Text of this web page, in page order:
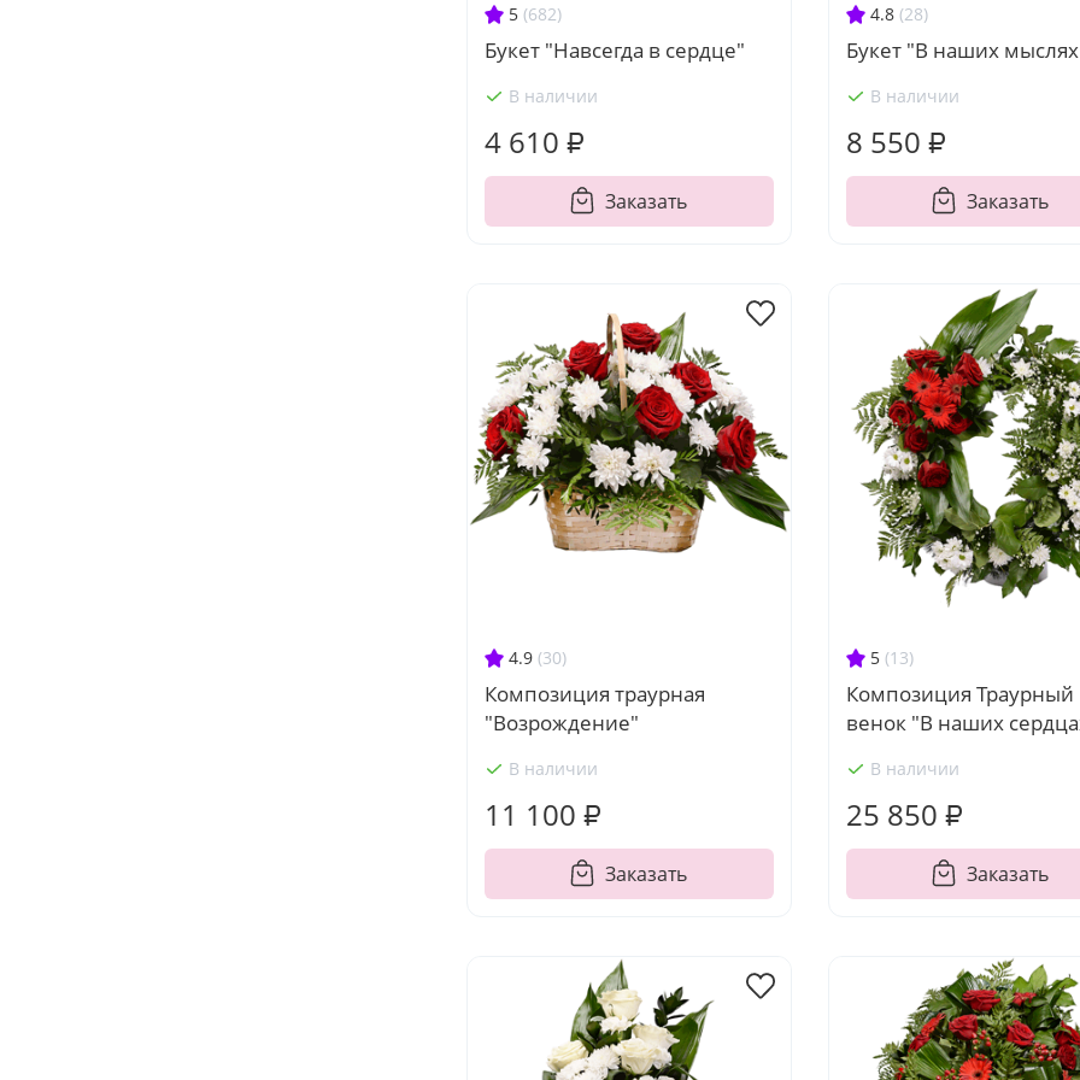
5 (682)
Букет "Навсегда в сердце"
В наличии
4 610 ₽
Заказать
4.8 (28)
Букет "В наших
В наличии
8 550 ₽
Заказать
4.9 (30)
Композиция траурная
"Возрождение"
В наличии
11 100 ₽
Заказать
5 (13)
Композиция Траурный
венок "В наших
В наличии
25 850 ₽
Заказать